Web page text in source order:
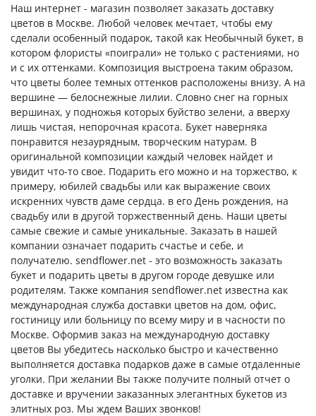
Наш интернет - магазин позволяет заказать доставку
цветов в Москве. Любой человек мечтает, чтобы ему
сделали особенный подарок, такой как Необычный букет, в
котором флористы «поиграли» не только с растениями, но
и с их оттенками. Композиция выстроена таким образом,
что цветы более темных оттенков расположены внизу. А на
вершине — белоснежные лилии. Словно снег на горных
вершинах, у подножья которых буйство зелени, а вверху
лишь чистая, непорочная красота. Букет наверняка
понравится незаурядным, творческим натурам. В
оригинальной композиции каждый человек найдет и
увидит что-то свое. Подарить его можно и на торжество, к
примеру, юбилей свадьбы или как выражение своих
искренних чувств даме сердца. в его День рождения, на
свадьбу или в другой торжественный день. Наши цветы
самые свежие и самые уникальные. Заказать в нашей
компании означает подарить счастье и себе, и
получателю. sendflower.net - это возможность заказать
букет и подарить цветы в другом городе девушке или
родителям. Также компания sendflower.net известна как
международная служба доставки цветов на дом, офис,
гостиницу или больницу по всему миру и в часности по
Москве. Оформив заказ на международную доставку
цветов Вы убедитесь насколько быстро и качественно
выполняется доставка подарков даже в самые отдаленные
уголки. При желании Вы также получите полный отчет о
доставке и вручении заказанных элегантных букетов из
элитных роз. Мы ждем Ваших звонков!